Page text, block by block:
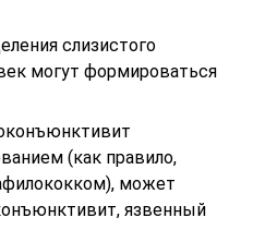
слизистого
могут формироваться
(как правило,
может
язвенный